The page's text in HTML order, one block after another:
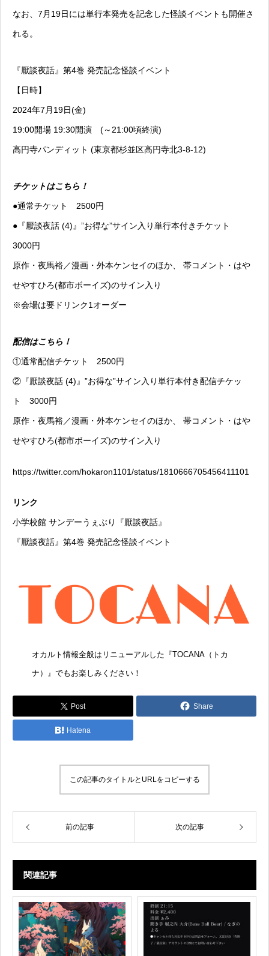
なお、7月19日には単行本発売を記念した怪談イベントも開催さ
れる。
『厭談夜話』第4巻 発売記念怪談イベント
【日時】
2024年7月19日(金)
19:00開場 19:30開演 (～21:00頃終演)
高円寺パンディット (東京都杉並区高円寺北3-8-12)
チケットはこちら！
●通常チケット 2500円
●『厭談夜話 (4)』”お得な”サイン入り単行本付きチケット
3000円
原作・夜馬裕／漫画・外本ケンセイのほか、 帯コメント・はや
せやすひろ(都市ボーイズ)のサイン入り
※会場は要ドリンク1オーダー
配信はこちら！
①通常配信チケット 2500円
②『厭談夜話 (4)』”お得な”サイン入り単行本付き配信チケッ
ト 3000円
原作・夜馬裕／漫画・外本ケンセイのほか、 帯コメント・はや
せやすひろ(都市ボーイズ)のサイン入り
https://twitter.com/hokaron1101/status/1810666705456411101
リンク
小学校館 サンデーうぇぶり『厭談夜話』
『厭談夜話』第4巻 発売記念怪談イベント
オカルト情報全般はリニューアルした『TOCANA（トカ
ナ） 』でもお楽しみください！
Post Share
Hatena
この記事のタイトルとURLをコピーする
前の記事 次の記事
関連記事